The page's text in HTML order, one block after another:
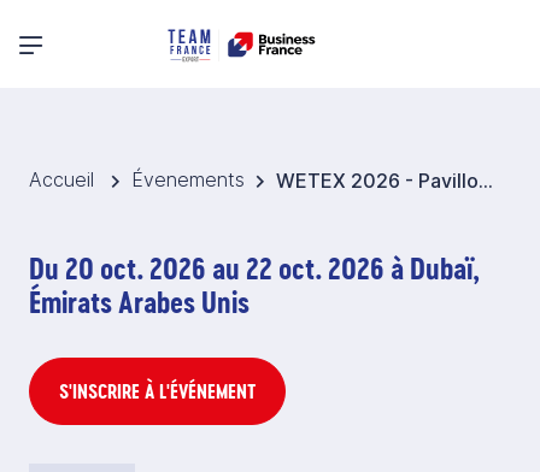
Menu principal
Accueil Évenements WETEX 2026 - Pavillon France Environnement - Emirats arabes unis
Du 20 oct. 2026 au 22 oct. 2026 à Dubaï,
Émirats Arabes Unis
S'INSCRIRE À L'ÉVÉNEMENT